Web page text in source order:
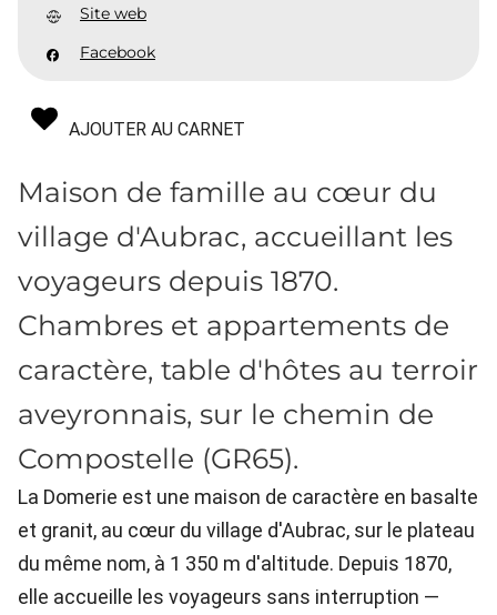
Site web
Facebook
AJOUTER AU CARNET
Maison de famille au cœur du
village d'Aubrac, accueillant les
voyageurs depuis 1870.
Chambres et appartements de
caractère, table d'hôtes au terroir
aveyronnais, sur le chemin de
Compostelle (GR65).
La Domerie est une maison de caractère en basalte
et granit, au cœur du village d'Aubrac, sur le plateau
du même nom, à 1 350 m d'altitude. Depuis 1870,
elle accueille les voyageurs sans interruption —